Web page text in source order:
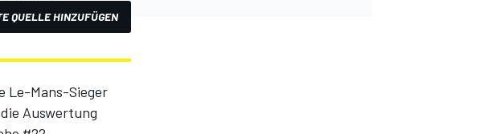
QUELLE HINZUFÜGEN
Le-Mans-Sieger
Auswertung